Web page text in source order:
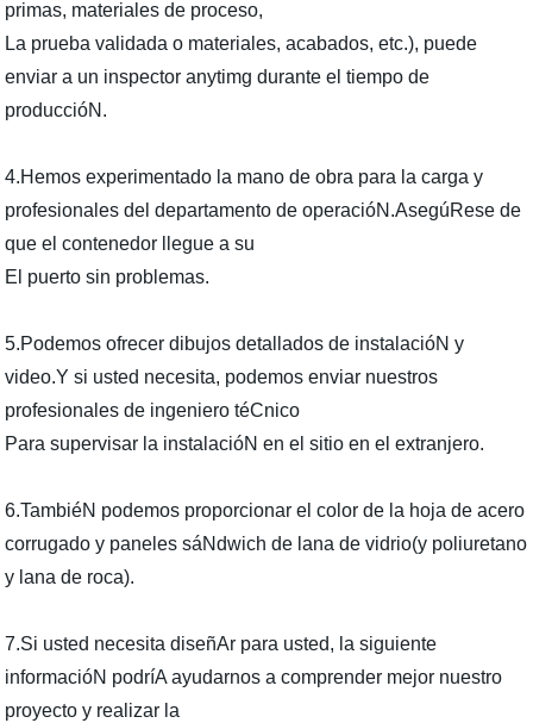
primas, materiales de proceso,
La prueba validada o materiales, acabados, etc.), puede
enviar a un inspector anytimg durante el tiempo de
produccióN.
4.Hemos experimentado la mano de obra para la carga y
profesionales del departamento de operacióN.AsegúRese de
que el contenedor llegue a su
El puerto sin problemas.
5.Podemos ofrecer dibujos detallados de instalacióN y
video.Y si usted necesita, podemos enviar nuestros
profesionales de ingeniero téCnico
Para supervisar la instalacióN en el sitio en el extranjero.
6.TambiéN podemos proporcionar el color de la hoja de acero
corrugado y paneles sáNdwich de lana de vidrio(y poliuretano
y lana de roca).
7.Si usted necesita diseñAr para usted, la siguiente
informacióN podríA ayudarnos a comprender mejor nuestro
proyecto y realizar la